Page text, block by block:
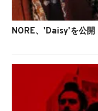
NORE、'Daisy'を公開